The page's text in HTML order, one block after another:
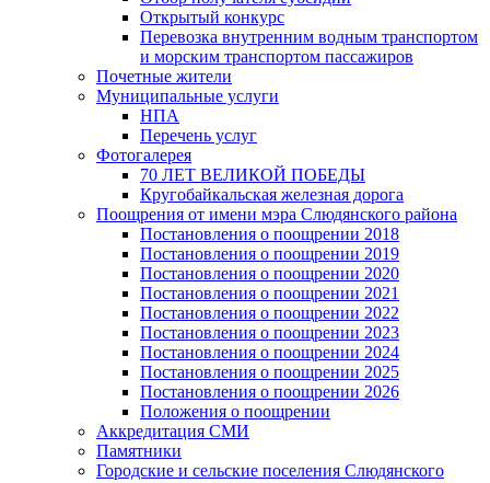
Открытый конкурс
Перевозка внутренним водным транспортом
и морским транспортом пассажиров
Почетные жители
Муниципальные услуги
НПА
Перечень услуг
Фотогалерея
70 ЛЕТ ВЕЛИКОЙ ПОБЕДЫ
Кругобайкальская железная дорога
Поощрения от имени мэра Слюдянского района
Постановления о поощрении 2018
Постановления о поощрении 2019
Постановления о поощрении 2020
Постановления о поощрении 2021
Постановления о поощрении 2022
Постановления о поощрении 2023
Постановления о поощрении 2024
Постановления о поощрении 2025
Постановления о поощрении 2026
Положения о поощрении
Аккредитация СМИ
Памятники
Городские и сельские поселения Слюдянского